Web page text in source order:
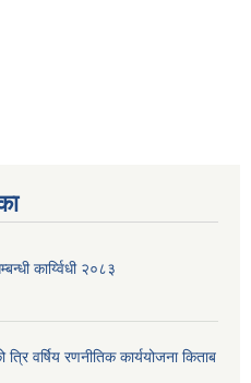
कार्य्विधी २०८३
वर्षिय रणनीतिक कार्ययोजना किताब